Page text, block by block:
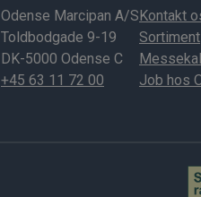
Odense Marcipan A/S
Toldbodgade 9-19
DK-5000 Odense C
+45 63 11 72 00
Kontakt
Sortiment
Job hos